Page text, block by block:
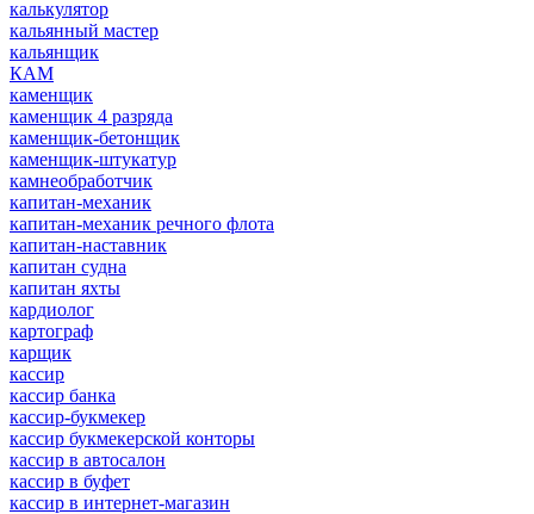
калькулятор
кальянный мастер
кальянщик
КАМ
каменщик
каменщик 4 разряда
каменщик-бетонщик
каменщик-штукатур
камнеобработчик
капитан-механик
капитан-механик речного флота
капитан-наставник
капитан судна
капитан яхты
кардиолог
картограф
карщик
кассир
кассир банка
кассир-букмекер
кассир букмекерской конторы
кассир в автосалон
кассир в буфет
кассир в интернет-магазин